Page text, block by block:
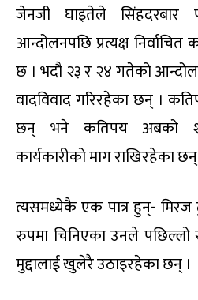
जेनजी घाइतेले सिंहदरबार
आन्दोलनपछि प्रत्यक्ष
छ । भदौ २३ र २४ गतेको
वादविवाद गरिरहेका छन् ।
छन् भने कतिपय अबको
कार्यकारीको माग राखिरहेका
त्यसमध्येकै एक पात्र हुन्-
रुपमा चिनिएका उनले पछिल्लो
मुद्दालाई खुलेरै उठाइरहेका छन् ।